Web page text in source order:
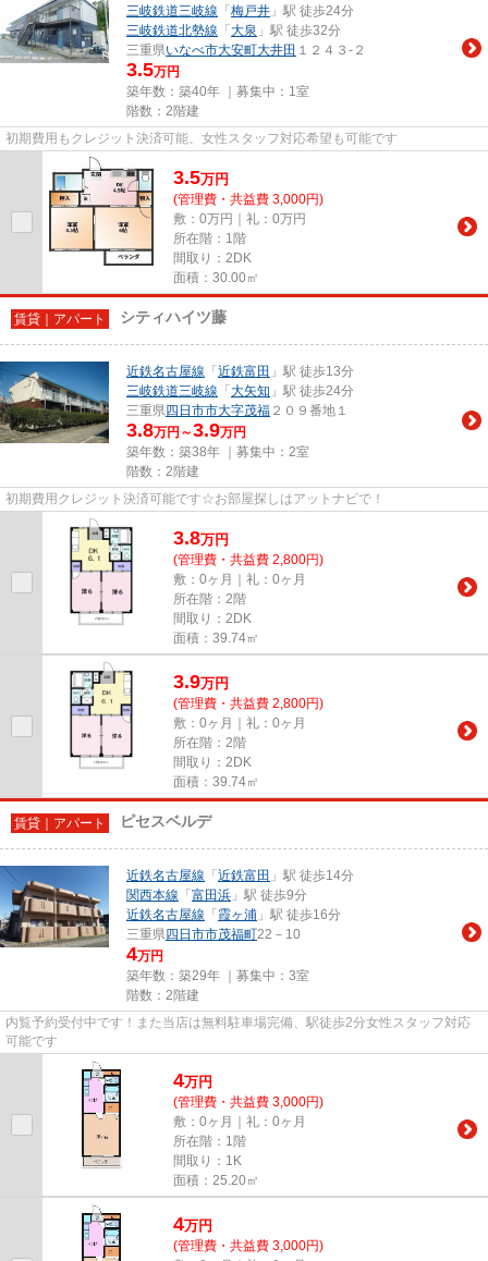
三岐鉄道三岐線 「 梅戸井 」駅 徒歩24分
三岐鉄道北勢線 「 大泉 」駅 徒歩32分
三重県いなべ市大安町大井田 １２４３-２
3.5万円
築年数：築40年 ｜募集中： 1室
階数：2階建
初期費用もクレジット決済可能、女性スタッフ対応希望も可能です
3.5万円
(管理費・共益費 3,000円)
敷：0万円｜礼：0万円
所在階：1階
間取り：2DK
面積：30.00㎡
賃貸｜アパート シティハイツ藤
近鉄名古屋線 「 近鉄富田 」駅 徒歩13分
三岐鉄道三岐線 「 大矢知 」駅 徒歩24分
三重県四日市市大字茂福 ２０９番地１
3.8万円～3.9万円
築年数：築38年 ｜募集中： 2室
階数：2階建
初期費用クレジット決済可能です☆お部屋探しはアットナビで！
3.8万円
(管理費・共益費 2,800円)
敷：0ヶ月｜礼：0ヶ月
所在階：2階
間取り：2DK
面積：39.74㎡
3.9万円
(管理費・共益費 2,800円)
敷：0ヶ月｜礼：0ヶ月
所在階：2階
間取り：2DK
面積：39.74㎡
賃貸｜アパート ピセスベルデ
近鉄名古屋線 「 近鉄富田 」駅 徒歩14分
関西本線 「 富田浜 」駅 徒歩9分
近鉄名古屋線 「 霞ヶ浦 」駅 徒歩16分
三重県四日市市茂福町22－10
4万円
築年数：築29年 ｜募集中： 3室
階数：2階建
内覧予約受付中です！また当店は無料駐車場完備、駅徒歩2分女性スタッフ対応
可能です
4万円
(管理費・共益費 3,000円)
敷：0ヶ月｜礼：0ヶ月
所在階：1階
間取り：1K
面積：25.20㎡
4万円
(管理費・共益費 3,000円)